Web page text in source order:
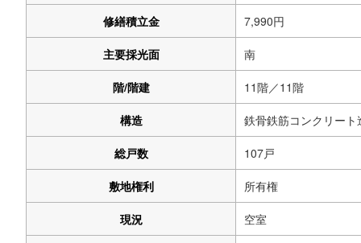
修繕積立金 7,990円
主要採光面 南
階/階建 11階／11階
構造 鉄骨鉄筋コンクリート
総戸数 107戸
敷地権利 所有権
現況 空室